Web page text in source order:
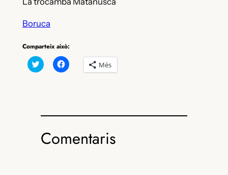
Boruca
Comparteix això:
Feu
clic
una
Feu
clic
una
Més
Comentaris